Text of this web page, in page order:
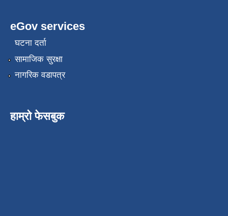
eGov services
घटना दर्ता
सामाजिक सुरक्षा
नागरिक वडापत्र
हाम्रो फेसबुक